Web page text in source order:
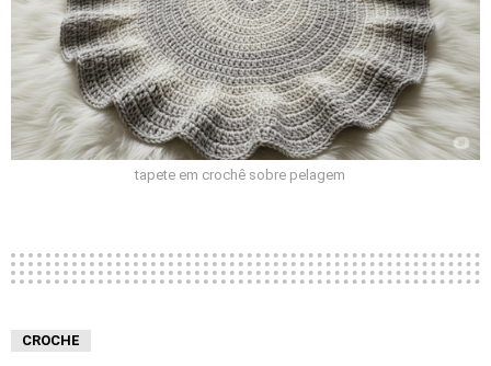
tapete em crochê sobre pelagem
CROCHE